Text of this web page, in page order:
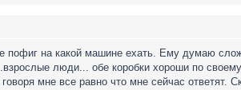
пофиг на какой машине ехать. Ему думаю
люди... обе коробки хороши по
мне все равно что мне сейчас ответят.